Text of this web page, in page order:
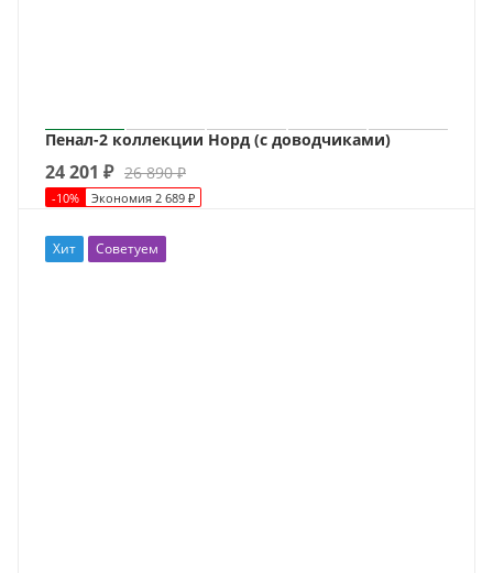
Пенал-2 коллекции Норд (с доводчиками)
24 201 ₽ 26 890₽
-10% Экономия 2 689 ₽
Хит Советуем